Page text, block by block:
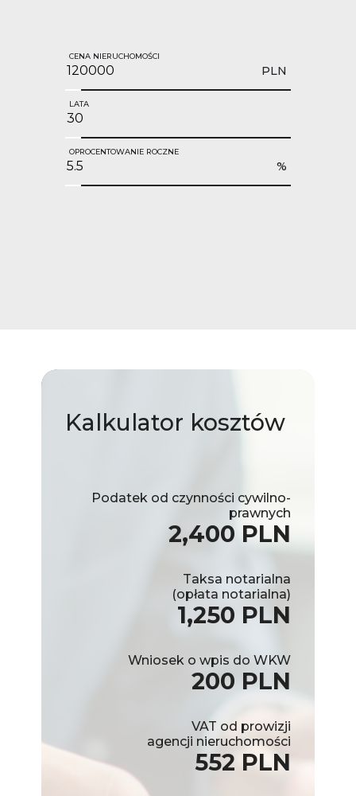
CENA NIERUCHOMOŚCI
PLN
LATA
OPROCENTOWANIE ROCZNE
%
Kalkulator kosztów
Podatek od czynności cywilno-
prawnych
2,400 PLN
Taksa notarialna
(opłata notarialna)
1,250 PLN
Wniosek o wpis do WKW
200 PLN
VAT od prowizji
agencji nieruchomości
552 PLN